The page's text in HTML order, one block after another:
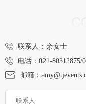
联系人：余女士
电话：021-80312875/
邮箱：